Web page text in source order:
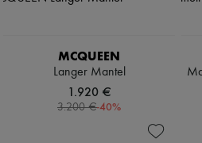
MCQUEEN
Langer Mantel
1.920 €
3.200 €-40%